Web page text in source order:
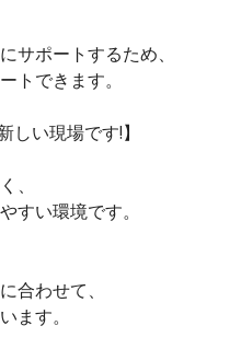
サポートするため、
トできます。
しい現場です!】
、
すい環境です。
合わせて、
ます。